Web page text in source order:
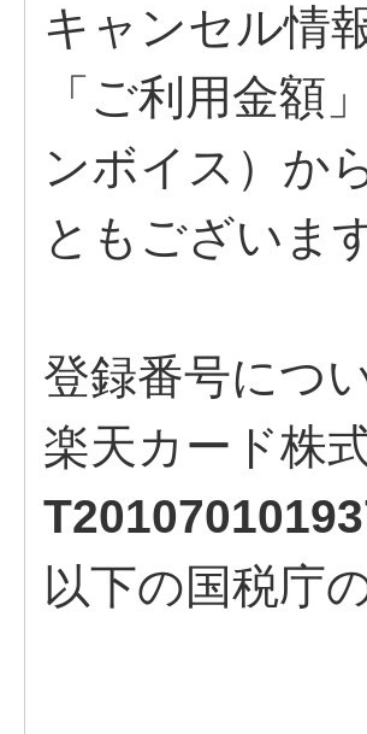
キャンセル情
「ご利用金額
ンボイス）か
ともございま
登録番号につ
楽天カード株
以下の国税庁